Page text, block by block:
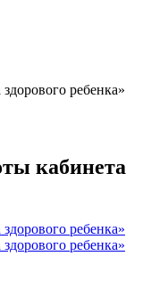
ребенка»
кабинета